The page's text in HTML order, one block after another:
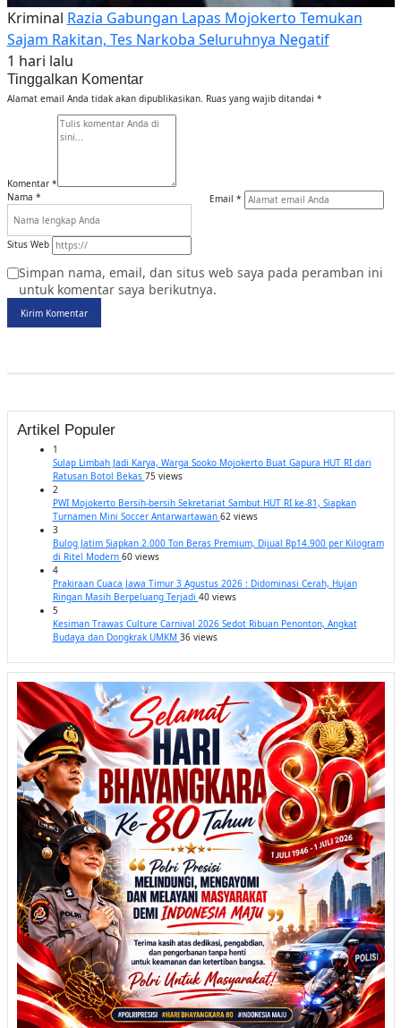
Kriminal Razia Gabungan Lapas Mojokerto Temukan
Sajam Rakitan, Tes Narkoba Seluruhnya Negatif
1 hari lalu
Tinggalkan Komentar
Alamat email Anda tidak akan dipublikasikan. Ruas yang wajib ditandai *
Komentar *
Nama * Email *
Situs Web
Simpan nama, email, dan situs web saya pada peramban ini
untuk komentar saya berikutnya.
Kirim Komentar
Artikel Populer
1
Sulap Limbah Jadi Karya, Warga Sooko Mojokerto Buat Gapura HUT RI dari
Ratusan Botol Bekas 75 views
2
PWI Mojokerto Bersih-bersih Sekretariat Sambut HUT RI ke-81, Siapkan
Turnamen Mini Soccer Antarwartawan 62 views
3
Bulog Jatim Siapkan 2.000 Ton Beras Premium, Dijual Rp14.900 per Kilogram
di Ritel Modern 60 views
4
Prakiraan Cuaca Jawa Timur 3 Agustus 2026 : Didominasi Cerah, Hujan
Ringan Masih Berpeluang Terjadi 40 views
5
Kesiman Trawas Culture Carnival 2026 Sedot Ribuan Penonton, Angkat
Budaya dan Dongkrak UMKM 36 views